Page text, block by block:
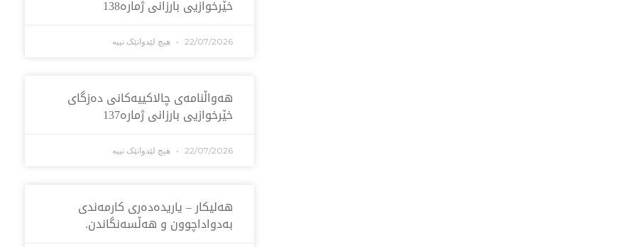
خێرخوازیی بارزانی ژمارە138
22/07/2026 هیچ لێدوانێک نییە
هەواڵنامەی چالاکییەکانی دەزگای
خێرخوازیی بارزانی ژمارە137
22/07/2026 هیچ لێدوانێک نییە
هەلیکار – یاریدەدەری کارمەندی
بەدواداچوون و هەڵسەنگاندن.